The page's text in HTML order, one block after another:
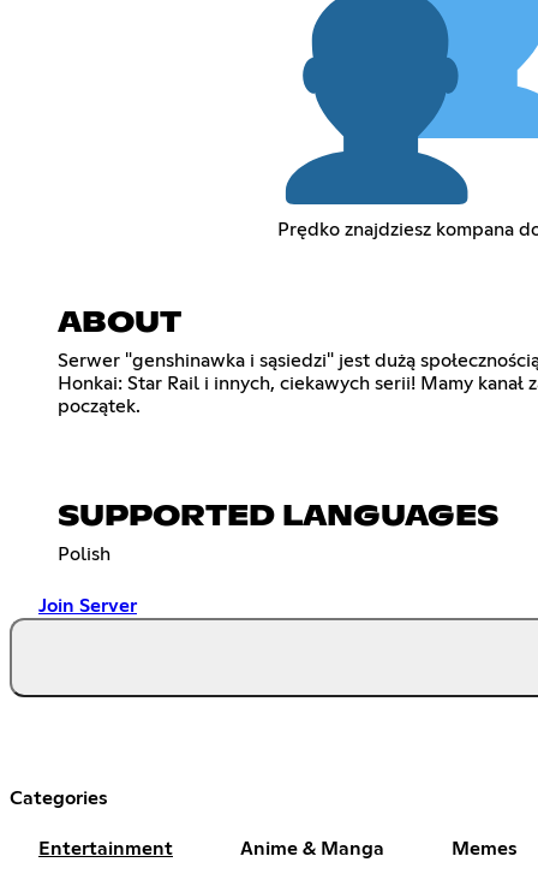
Prędko znajdziesz kompana
ABOUT
Serwer "genshinawka i sąsiedzi" jest dużą
Honkai: Star Rail i innych, ciekawych serii! Mamy
początek.
SUPPORTED LANGUAGES
Polish
Join Server
Categories
Entertainment Anime & Manga Memes